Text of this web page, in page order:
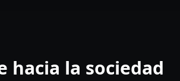
hacia la sociedad